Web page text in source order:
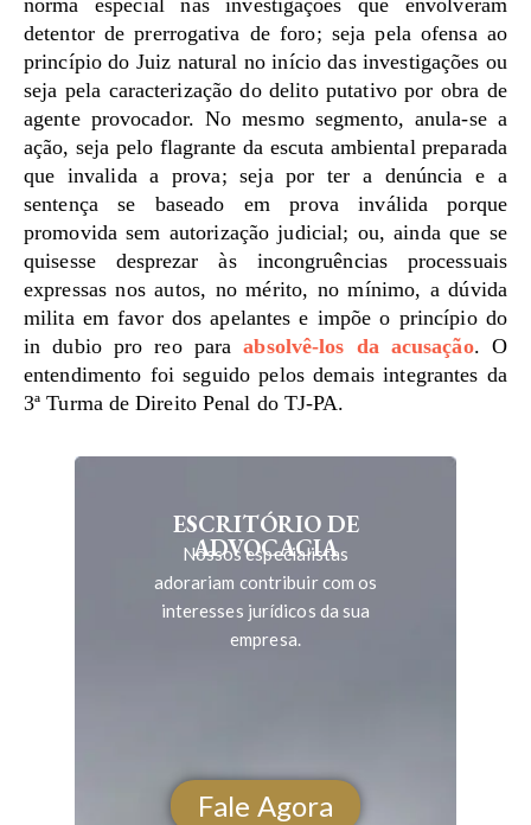
norma especial nas investigações que envolveram
detentor de prerrogativa de foro; seja pela ofensa ao
princípio do Juiz natural no início das investigações ou
seja pela caracterização do delito putativo por obra de
agente provocador. No mesmo segmento, anula-se a
ação, seja pelo flagrante da escuta ambiental preparada
que invalida a prova; seja por ter a denúncia e a
sentença se baseado em prova inválida porque
promovida sem autorização judicial; ou, ainda que se
quisesse desprezar às incongruências processuais
expressas nos autos, no mérito, no mínimo, a dúvida
milita em favor dos apelantes e impõe o princípio do
in dubio pro reo paraabsolvê-los da acusação. O
entendimento foi seguido pelos demais integrantes da
3ª Turma de Direito Penal do TJ-PA.
ESCRITÓRIO DE
ADVOCACIA
Nossos especialistas
adorariam contribuir com os
interesses jurídicos da sua
empresa.
Fale Agora